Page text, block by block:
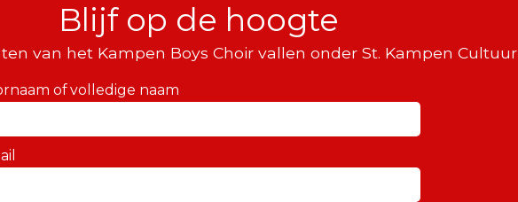
Blijf op de hoogte
van het Kampen Boys Choir vallen onder St. Kampen Cultuur
of volledige naam